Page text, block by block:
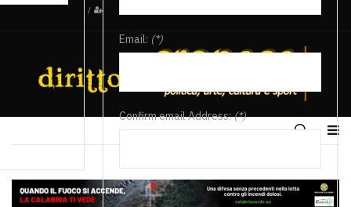
/
Email: (*)
Confirm email Address:(*)